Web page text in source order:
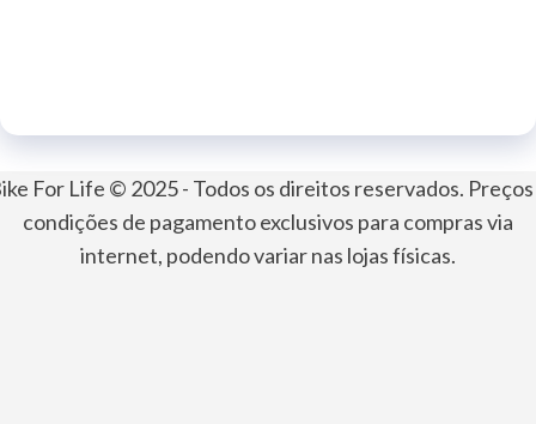
For Life © 2025 - Todos os direitos reservados. Preços
condições de pagamento exclusivos para compras via
internet, podendo variar nas lojas físicas.